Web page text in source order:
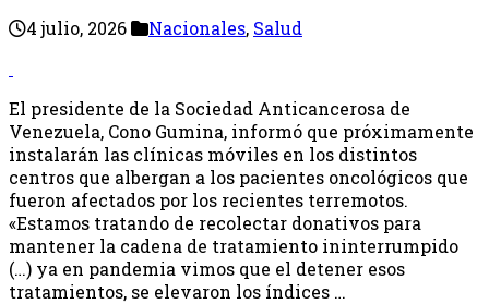
4 julio, 2026 Nacionales, Salud
El presidente de la Sociedad Anticancerosa de
Venezuela, Cono Gumina, informó que próximamente
instalarán las clínicas móviles en los distintos
centros que albergan a los pacientes oncológicos que
fueron afectados por los recientes terremotos.
«Estamos tratando de recolectar donativos para
mantener la cadena de tratamiento ininterrumpido
(…) ya en pandemia vimos que el detener esos
tratamientos, se elevaron los índices …